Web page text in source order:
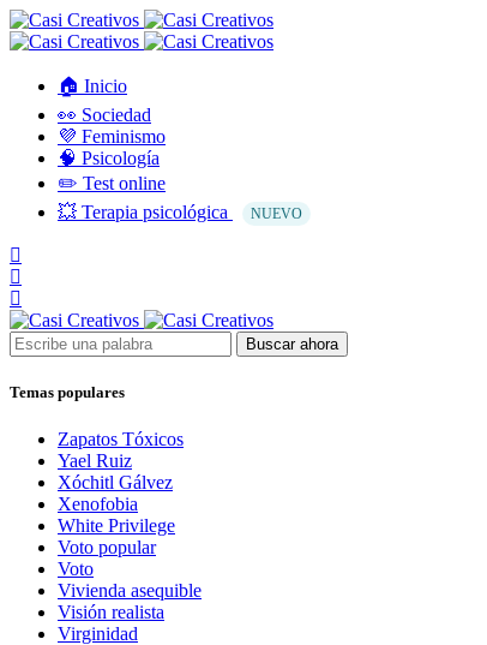
🏠 Inicio
👀 Sociedad
💜 Feminismo
🧠 Psicología
✏️ Test online
💥 Terapia psicológica
NUEVO
Buscar ahora
Temas populares
Zapatos Tóxicos
Yael Ruiz
Xóchitl Gálvez
Xenofobia
White Privilege
Voto popular
Voto
Vivienda asequible
Visión realista
Virginidad